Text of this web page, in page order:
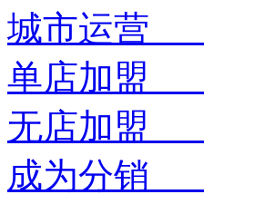
城市运营
单店加盟
无店加盟
成为分销